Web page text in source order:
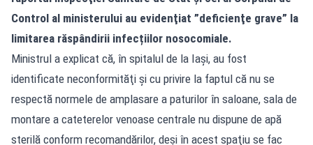
Control al ministerului au evidenţiat ”deficienţe grave” la
limitarea răspândirii infecțiilor nosocomiale.
Ministrul a explicat că, în spitalul de la Iaşi, au fost
identificate neconformităţi şi cu privire la faptul că nu se
respectă normele de amplasare a paturilor în saloane, sala de
montare a cateterelor venoase centrale nu dispune de apă
sterilă conform recomandărilor, deşi în acest spaţiu se fac